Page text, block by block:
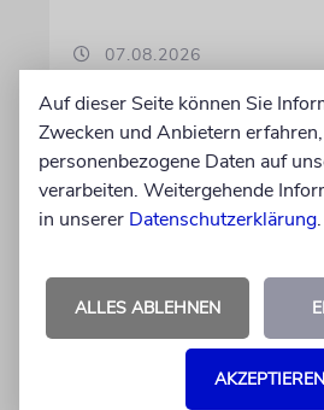
07.08.2026
Auf dieser Seite können Sie
Zwecken und Anbietern
personenbezogene Daten auf
verarbeiten. Weitergehende
in unserer Datenschutzerklärung.
ALLES ABLEHNEN
AKZEPTIEREN